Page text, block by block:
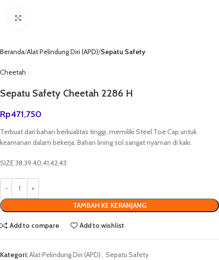
Beranda Alat Pelindung Diri (APD) Sepatu Safety
Cheetah
Sepatu Safety Cheetah 2286 H
Rp471,750
Terbuat dari bahan berkualitas tinggi, memiliki Steel Toe Cap untuk
keamanan dalam bekerja. Bahan lining sol sangat nyaman di kaki.
SIZE 38,39,40,41,42,43
TAMBAH KE KERANJANG
Add to compare Add to wishlist
Kategori:Alat Pelindung Diri (APD)
Sepatu Safety